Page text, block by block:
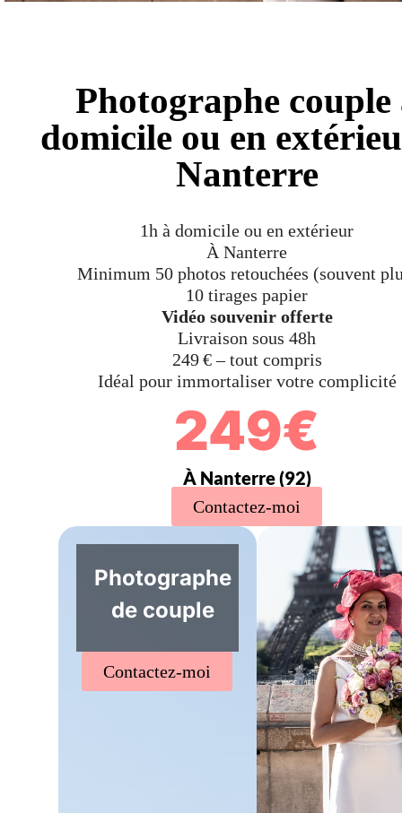
Photographe couple
domicile ou en
Nanterre
1h à domicile ou en extérieur
À Nanterre
Minimum 50 photos retouchées (souvent
10 tirages papier
Vidéo souvenir offerte
Livraison sous 48h
249 € – tout compris
Idéal pour immortaliser votre complicité
249€
À Nanterre (92)
Contactez-moi
Photographe
de couple
Contactez-moi